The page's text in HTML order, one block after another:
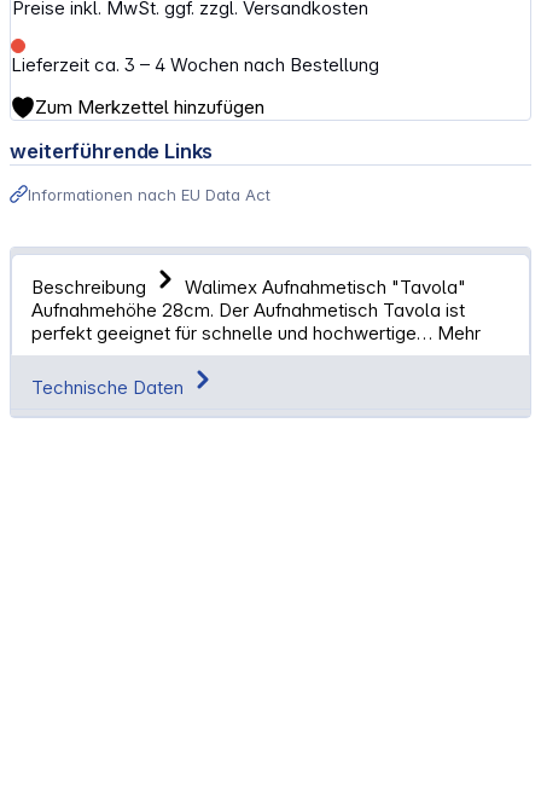
Preise inkl. MwSt. ggf. zzgl. Versandkosten
Lieferzeit ca. 3 – 4 Wochen nach Bestellung
Zum Merkzettel hinzufügen
weiterführende Links
Informationen nach EU Data Act
Beschreibung
Walimex Aufnahmetisch "Tavola"
Aufnahmehöhe 28cm. Der Aufnahmetisch Tavola ist
perfekt geeignet für schnelle und hochwertige… Mehr
Technische Daten